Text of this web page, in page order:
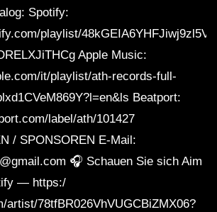
/ Midtempo / Industrial Bass
/ Cyberpunk / Dark Electro
‘AVARICE’
/ Darksynth / Midtempo Mix
[Copyright Free]
Spotify:
playlist/
Apple Music:
it/playlist/ath-records-full-
Beatport:
label/ath/101427
/ SPONSOREN E-Mail:
🎧 Schauen Sie sich Aim
— https:/
artist/78tfBR026VhVUGCBiZMX06?